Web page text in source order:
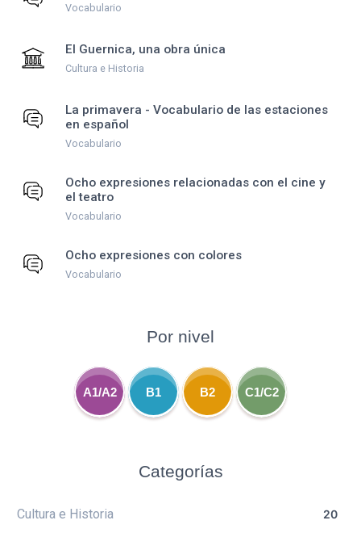
Vocabulario
El Guernica, una obra única
Cultura e Historia
La primavera - Vocabulario de las estaciones
en español
Vocabulario
Ocho expresiones relacionadas con el cine y
el teatro
Vocabulario
Ocho expresiones con colores
Vocabulario
Por nivel
A1/A2 B1 B2 C1/C2
Categorías
Cultura e Historia 20